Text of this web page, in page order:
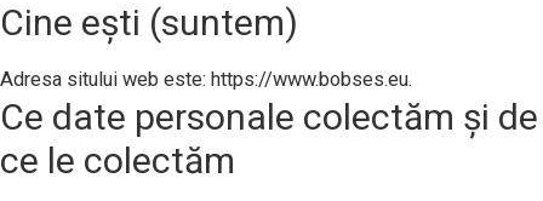
Cine ești (suntem)
Adresa sitului web este: https://www.bobses.eu.
Ce date personale colectăm și de
ce le colectăm